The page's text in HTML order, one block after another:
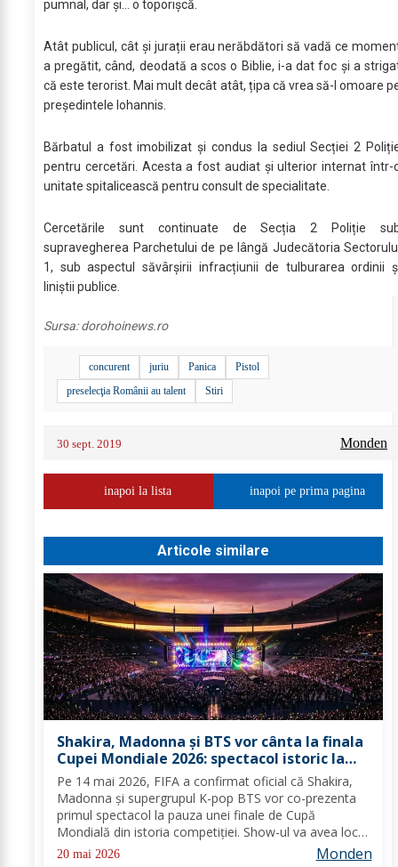
pumnal, dar și… o toporișcă.
Atât publicul, cât și jurații erau nerăbdători să vadă ce
a pregătit, când, deodată a scos o Biblie, i-a dat foc și a
că este terorist. Mai mult decât atât, țipa că vrea să-l omoare
președintele Iohannis.
Bărbatul a fost imobilizat și condus la sediul Secției 2
pentru cercetări. Acesta a fost audiat și ulterior internat într-
unitate spitalicească pentru consult de specialitate.
Cercetările sunt continuate de Secția 2 Poliție
supravegherea Parchetului de pe lângă Judecătoria
1, sub aspectul săvârșirii infracțiunii de tulburarea ordinii
liniștii publice.
Sursa:dorohoinews.ro
concurent juriu Panica
Pistol
preselecţia Românii au talent
Stiri
30 sept. 2019 Monden
inapoi la lista inapoi pe prima pagina
Articole similare
Shakira, Madonna și BTS vor cânta la finala
Cupei Mondiale 2026: spectacol istoric la
MetLife
Pe 14 mai 2026, FIFA a confirmat oficial că Shakira,
Madonna și supergrupul K-pop BTS vor co-prezenta
primul spectacol la pauza unei finale de Cupă
Mondială din istoria competiției. Show-ul va avea loc
pe 19 iulie 2026 la MetLife Stadium din New Jersey
20 mai 2026 Monden